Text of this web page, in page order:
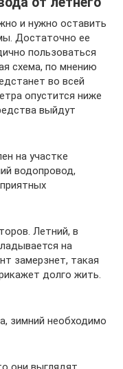
и нужно оставить
Достаточно ее
пользоваться
схема, по мнению
во всей
опустится ниже
выйдут
на участке
водопровод,
Летний, в
на
замерзнет, такая
долго жить.
зимний необходимо